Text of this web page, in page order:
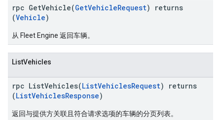
rpc GetVehicle(GetVehicleRequest) returns
(Vehicle)
从 Fleet Engine 返回车辆。
ListVehicles
rpc ListVehicles(ListVehiclesRequest) returns
(ListVehiclesResponse)
返回与提供方关联且符合请求选项的车辆的分页列表。